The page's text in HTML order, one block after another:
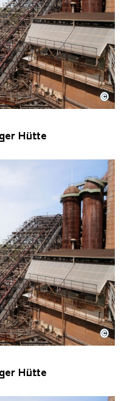
Hütte mit
Hütte | Karl
©
Hütte
Hütte mit
Hütte | Karl
©
Hütte